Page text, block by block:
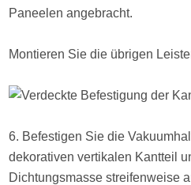
Paneelen angebracht.
Montieren Sie die übrigen
6. Befestigen Sie die
dekorativen vertikalen Kantteil
Dichtungsmasse streifenweise